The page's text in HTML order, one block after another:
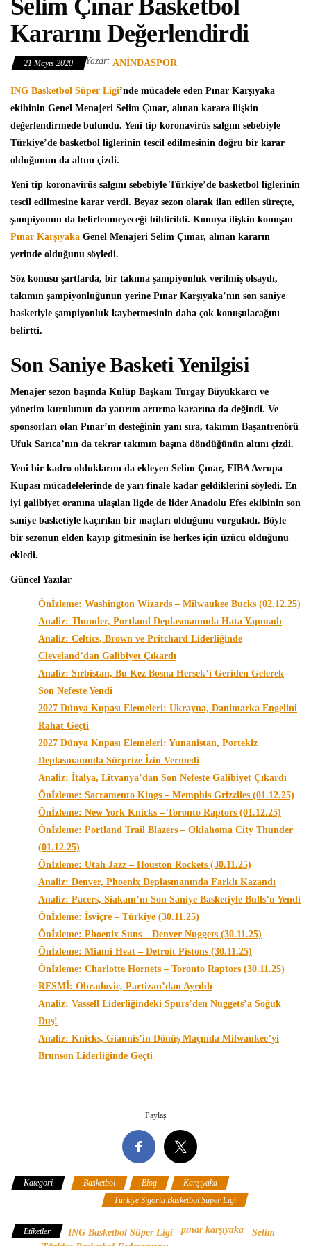
Selim Çınar Basketbol
Kararını Değerlendirdi
21 Mayıs 2020 Yazar: ANINDASPOR
ING Basketbol Süper Ligi’nde mücadele eden Pınar Karşıyaka
ekibinin Genel Menajeri Selim Çınar, alınan karara ilişkin
değerlendirmede bulundu. Yeni tip koronavirüs salgını sebebiyle
Türkiye’de basketbol liglerinin tescil edilmesinin doğru bir karar
olduğunun da altını çizdi.
Yeni tip koronavirüs salgını sebebiyle Türkiye’de basketbol liglerinin
tescil edilmesine karar verdi. Beyaz sezon olarak ilan edilen süreçte,
şampiyonun da belirlenmeyeceği bildirildi. Konuya ilişkin konuşan
Pınar Karşıyaka Genel Menajeri Selim Çımar, alınan kararın
yerinde olduğunu söyledi.
Söz konusu şartlarda, bir takıma şampiyonluk verilmiş olsaydı,
takımın şampiyonluğunun yerine Pınar Karşıyaka’nın son saniye
basketiyle şampiyonluk kaybetmesinin daha çok konuşulacağını
belirtti.
Son Saniye Basketi Yenilgisi
Menajer sezon başında Kulüp Başkanı Turgay Büyükkarcı ve
yönetim kurulunun da yatırım artırma kararına da değindi. Ve
sponsorları olan Pınar’ın desteğinin yanı sıra, takımın Başantrenörü
Ufuk Sarıca’nın da tekrar takımın başına döndüğünün altını çizdi.
Yeni bir kadro olduklarını da ekleyen Selim Çınar, FIBA Avrupa
Kupası mücadelelerinde de yarı finale kadar geldiklerini söyledi. En
iyi galibiyet oranına ulaşılan ligde de lider Anadolu Efes ekibinin son
saniye basketiyle kaçırılan bir maçları olduğunu vurguladı. Böyle
bir sezonun elden kayıp gitmesinin ise herkes için üzücü olduğunu
ekledi.
Güncel Yazılar
Önİzleme: Washington Wizards – Milwaukee Bucks (02.12.25)
Analiz: Thunder, Portland Deplasmanında Hata Yapmadı
Analiz: Celtics, Brown ve Pritchard Liderliğinde
Cleveland’dan Galibiyet Çıkardı
Analiz: Sırbistan, Bu Kez Bosna Hersek’i Geriden Gelerek
Son Nefeste Yendi
2027 Dünya Kupası Elemeleri: Ukrayna, Danimarka Engelini
Rahat Geçti
2027 Dünya Kupası Elemeleri: Yunanistan, Portekiz
Deplasmanında Sürprize İzin Vermedi
Analiz: İtalya, Litvanya’dan Son Nefeste Galibiyet Çıkardı
Önİzleme: Sacramento Kings – Memphis Grizzlies (01.12.25)
Önİzleme: New York Knicks – Toronto Raptors (01.12.25)
Önİzleme: Portland Trail Blazers – Oklahoma City Thunder
(01.12.25)
Önİzleme: Utah Jazz – Houston Rockets (30.11.25)
Analiz: Denver, Phoenix Deplasmanında Farklı Kazandı
Analiz: Pacers, Siakam’ın Son Saniye Basketiyle Bulls’u Yendi
Önİzleme: İsviçre – Türkiye (30.11.25)
Önİzleme: Phoenix Suns – Denver Nuggets (30.11.25)
Önİzleme: Miami Heat – Detroit Pistons (30.11.25)
Önİzleme: Charlotte Hornets – Toronto Raptors (30.11.25)
RESMİ: Obradovic, Partizan’dan Ayrıldı
Analiz: Vassell Liderliğindeki Spurs’den Nuggets’a Soğuk
Duş!
Analiz: Knicks, Giannis’in Dönüş Maçında Milwaukee’yi
Brunson Liderliğinde Geçti
Paylaş
Kategori Basketbol Blog Karşıyaka
Türkiye Sigorta Basketbol Süper Ligi
Etiketler ING Basketbol Süper Ligi pınar karşıyaka
Selim